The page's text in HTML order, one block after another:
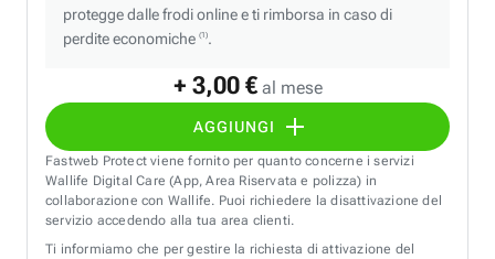
+ 3,00 € al mese
AGGIUNGI
protegge dalle frodi online e ti rimborsa in caso di
perdite economiche (1).
Fastweb Protect viene fornito per quanto concerne i servizi
Wallife Digital Care (App, Area Riservata e polizza) in
collaborazione con Wallife. Puoi richiedere la disattivazione del
servizio accedendo alla tua area clienti.
Ti informiamo che per gestire la richiesta di attivazione del